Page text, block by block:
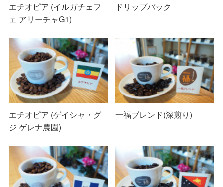
エチオピア (イルガチェフ
ェ アリーチャG1)
ドリップバック
エチオピア (ゲイシャ・グ
ジ ゲレナ農園)
一福ブレンド(深煎り)